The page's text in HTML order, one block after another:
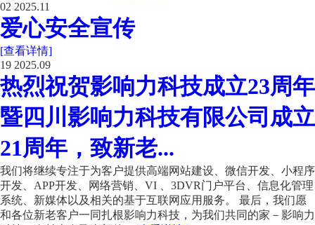
02 2025.11
爱心安全宣传
[查看详情]
19 2025.09
热烈祝贺影响力科技成立23周年
暨四川影响力科技有限公司成立
21周年，致新老...
我们将继续专注于为客户提供高端网站建设、微信开发、小程序
开发、APP开发、网络营销、VI 、3DVR门户平台、信息化管理
系统、新媒体以及相关的基于互联网应用服务。 最后，我们愿
和各位新老客户一同扎根影响力科技，为我们共同的家－影响力